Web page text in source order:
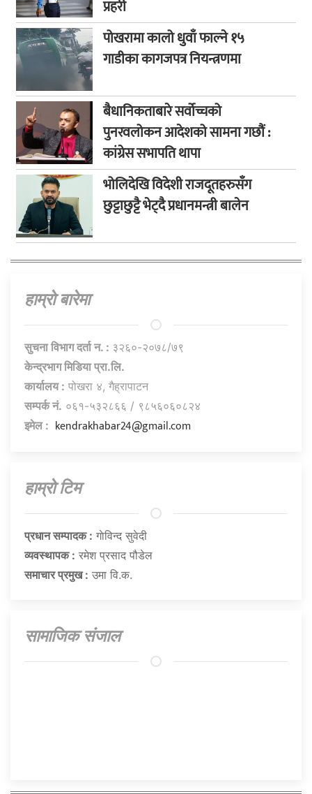
प्रहरी
पोखरामा कालो धुवाँ फाल्ने १५
गाडीका कागजपत्र नियन्त्रणमा
बैधानिकताबारे सर्वोच्चको
पुनरवलोकन आदेशको सामना गछौं :
कांग्रेस सभापति थापा
भोलिदेखि विदेशी राजदूतहरुसँग
छुट्टाछुट्टै भेट्दै प्रधानमन्त्री बालेन
हाम्राे बारेमा
सुचना विभाग दर्ता न. : ३२६०-२०७८/७९
केन्द्रभाग मिडिया प्रा.लि.
कार्यालय : पोखरा ४, गैह्रापाटन
सम्पर्क नं. ०६१-५३२८६६ / ९८५६०६०८२४
इमेल : kendrakhabar24@gmail.com
हाम्राे टिम
प्रधान सम्पादक : गाेविन्द सुवेदी
व्यवस्थापक : रमेश प्रसाद पौडेल
समाचार प्रमुख : उमा वि.क.
सामाजिक संजाल